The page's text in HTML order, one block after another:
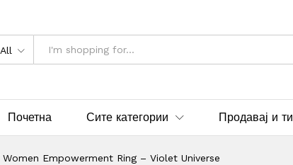
All
Почетна Сите категории Продавај и ти
Women Empowerment Ring – Violet Universe